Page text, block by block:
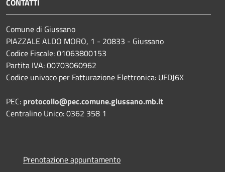
CONTATTI
Comune di Giussano
PIAZZALE ALDO MORO, 1 - 20833 - Giussano
Codice Fiscale: 01063800153
Partita IVA: 00703060962
Codice univoco per Fatturazione Elettronica: UFDJ6X
PEC: protocollo@pec.comune.giussano.mb.it
Centralino Unico: 0362 358 1
Prenotazione appuntamento